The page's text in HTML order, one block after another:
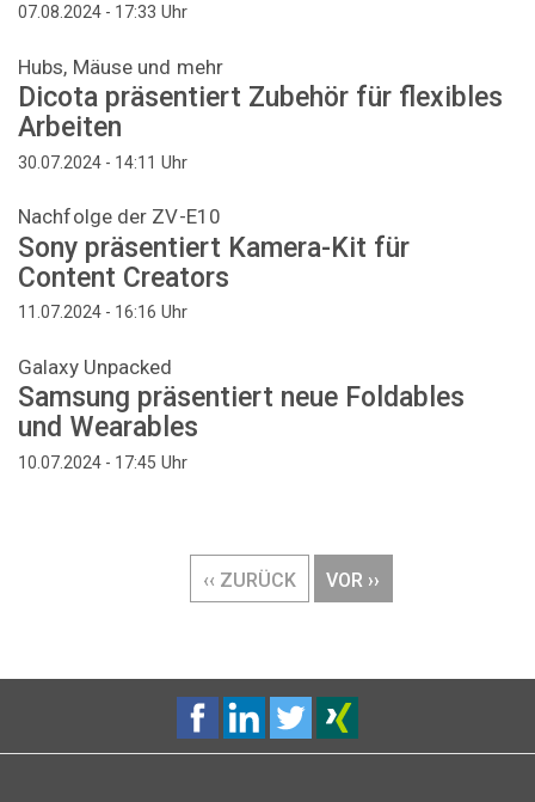
07.08.2024 - 17:33 Uhr
Hubs, Mäuse und mehr
Dicota präsentiert Zubehör für flexibles
Arbeiten
30.07.2024 - 14:11 Uhr
Nachfolge der ZV-E10
Sony präsentiert Kamera-Kit für
Content Creators
11.07.2024 - 16:16 Uhr
Galaxy Unpacked
Samsung präsentiert neue Foldables
und Wearables
10.07.2024 - 17:45 Uhr
VORHERIGE
SEITE
‹‹ ZURÜCK
NÄCHSTE
SEITE
VOR ››